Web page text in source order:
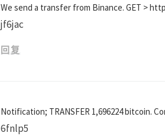
We send a transfer from Binance. GЕТ >
jf6jac
回复
Notification; TRANSFER 1,696224 bitcoin.
6fnlp5